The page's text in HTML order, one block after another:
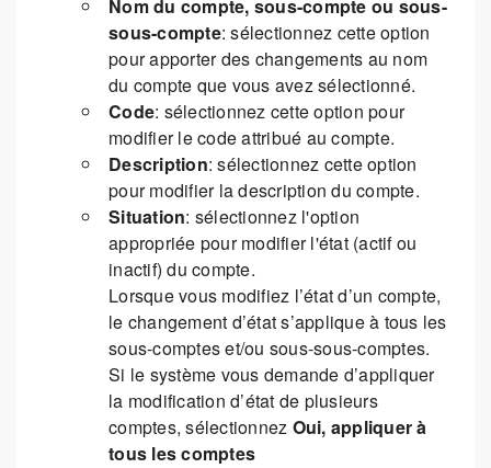
Nom du compte, sous-compte ou sous-
sous-compte: sélectionnez cette option
pour apporter des changements au nom
du compte que vous avez sélectionné.
Code: sélectionnez cette option pour
modifier le code attribué au compte.
Description: sélectionnez cette option
pour modifier la description du compte.
Situation: sélectionnez l'option
appropriée pour modifier l'état (actif ou
inactif) du compte.
Lorsque vous modifiez l’état d’un compte,
le changement d’état s’applique à tous les
sous-comptes et/ou sous-sous-comptes.
Si le système vous demande d’appliquer
la modification d’état de plusieurs
comptes, sélectionnez Oui, appliquer à
tous les comptes